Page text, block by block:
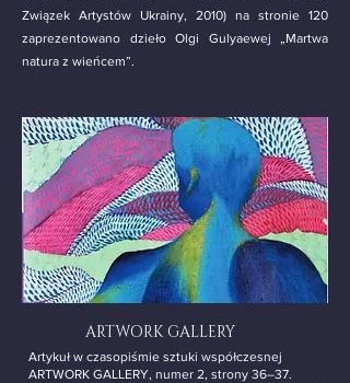
Związek Artystów Ukrainy, 2010) na stronie 120
zaprezentowano dzieło Olgi Gulyaewej „Martwa
natura z wieńcem”.
ARTWORK GALLERY
Artykuł w czasopiśmie sztuki współczesnej
ARTWORK GALLERY, numer 2, strony 36–37.